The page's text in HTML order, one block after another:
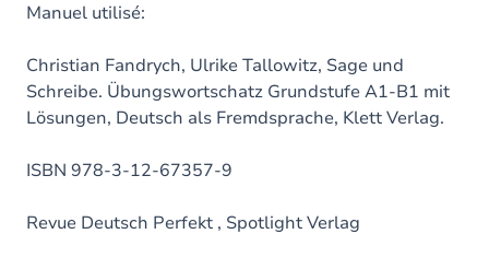
Manuel utilisé:
Christian Fandrych, Ulrike Tallowitz, Sage und
Schreibe. Übungswortschatz Grundstufe A1-B1 mit
Lösungen, Deutsch als Fremdsprache, Klett Verlag.
ISBN 978-3-12-67357-9
Revue Deutsch Perfekt , Spotlight Verlag